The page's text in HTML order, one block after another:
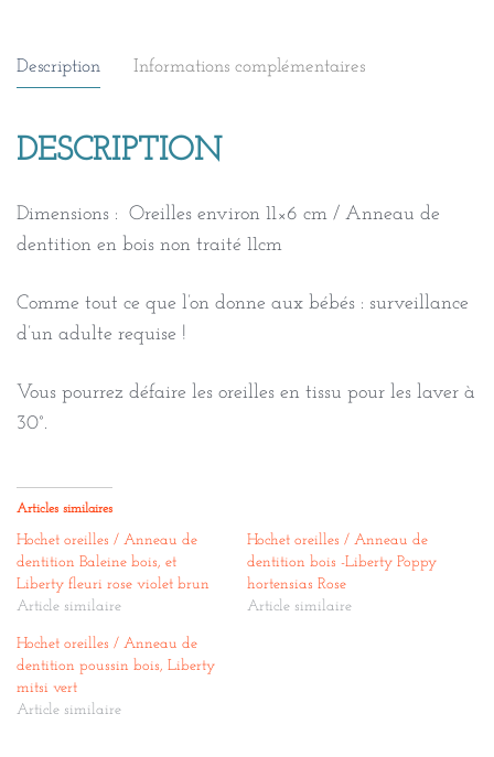
Description Informations complémentaires
DESCRIPTION
Dimensions : Oreilles environ 11×6 cm / Anneau de
dentition en bois non traité 11cm
Comme tout ce que l’on donne aux bébés : surveillance
d’un adulte requise !
Vous pourrez défaire les oreilles en tissu pour les laver à
30°.
Articles similaires
Hochet oreilles / Anneau de
dentition Baleine bois, et
Liberty fleuri rose violet brun
Article similaire
Hochet oreilles / Anneau de
dentition bois -Liberty Poppy
hortensias Rose
Article similaire
Hochet oreilles / Anneau de
dentition poussin bois, Liberty
mitsi vert
Article similaire